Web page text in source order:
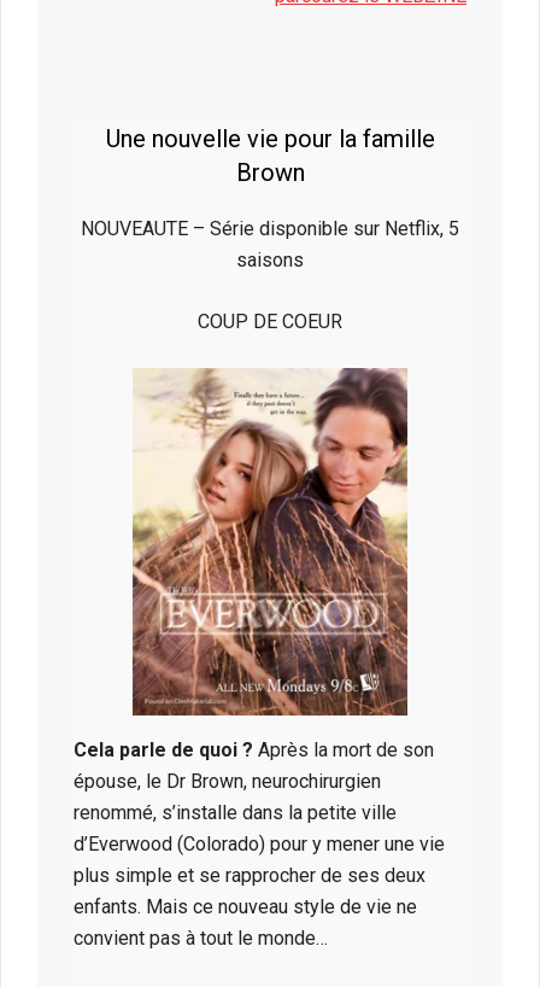
Une nouvelle vie pour la famille
Brown
NOUVEAUTE – Série disponible sur Netflix, 5
saisons
COUP DE COEUR
Cela parle de quoi ? Après la mort de son
épouse, le Dr Brown, neurochirurgien
renommé, s’installe dans la petite ville
d’Everwood (Colorado) pour y mener une vie
plus simple et se rapprocher de ses deux
enfants. Mais ce nouveau style de vie ne
convient pas à tout le monde…